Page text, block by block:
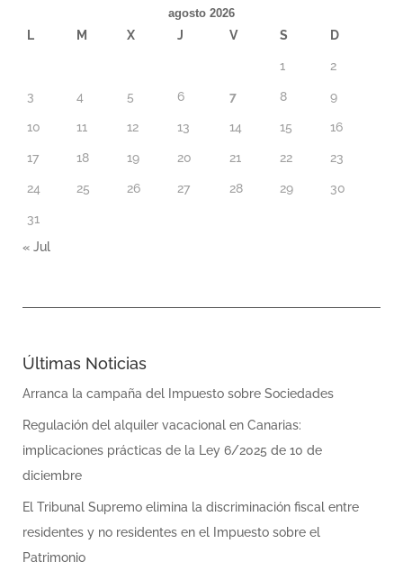
agosto 2026
L M X J V S D
1 2
3 4 5 6 7 8 9
10 11 12 13 14 15 16
17 18 19 20 21 22 23
24 25 26 27 28 29 30
31
« Jul
Últimas Noticias
Arranca la campaña del Impuesto sobre Sociedades
Regulación del alquiler vacacional en Canarias:
implicaciones prácticas de la Ley 6/2025 de 10 de
diciembre
El Tribunal Supremo elimina la discriminación fiscal entre
residentes y no residentes en el Impuesto sobre el
Patrimonio